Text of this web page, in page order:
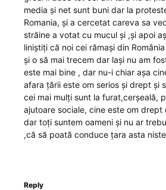
media și net sunt buni dar la
Romania, și a cercetat careva sa
străine a votat cu mucul și ,și apoi
liniștiți că noi cei rămași din
și o să mai trecem dar lași nu am
este mai bine , dar nu-i chiar așa
afara țării este om serios și drept și
cei mai mulți sunt la furat,cerșeală,
ajutoare sociale, cine este om drept
dar toți suntem oameni și nu ar
,că să poată conduce țara asta
Reply